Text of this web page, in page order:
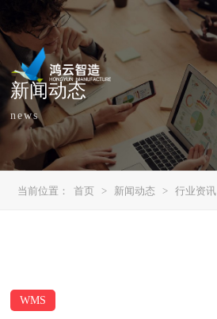
新闻动态
news
当前位置： 首页 > 新闻动态 > 行业资讯
WMS